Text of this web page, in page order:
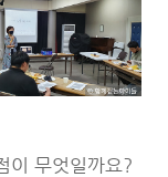
이 무엇일까요?